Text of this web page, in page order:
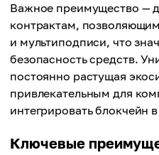
Важное преимущество —
контрактам,
и мультиподписи, что
безопасность средств.
постоянно растущая
привлекательным для
интегрировать блокчейн
Ключевые